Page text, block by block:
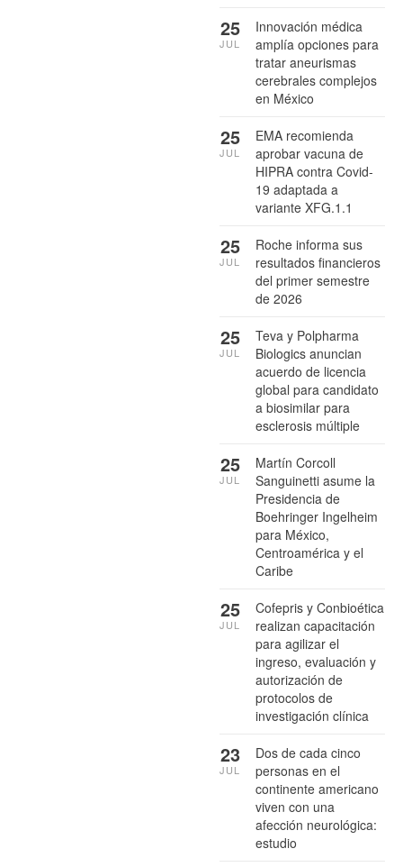
Innovación médica
amplía opciones para
tratar aneurismas
cerebrales complejos
en México
25
JUL
EMA recomienda
aprobar vacuna de
HIPRA contra Covid-
19 adaptada a
variante XFG.1.1
25
JUL
Roche informa sus
resultados financieros
del primer semestre
de 2026
25
JUL
Teva y Polpharma
Biologics anuncian
acuerdo de licencia
global para candidato
a biosimilar para
esclerosis múltiple
25
JUL
Martín Corcoll
Sanguinetti asume la
Presidencia de
Boehringer Ingelheim
para México,
Centroamérica y el
Caribe
25
JUL
Cofepris y Conbioética
realizan capacitación
para agilizar el
ingreso, evaluación y
autorización de
protocolos de
investigación clínica
25
JUL
Dos de cada cinco
personas en el
continente americano
viven con una
afección neurológica:
estudio
23
JUL